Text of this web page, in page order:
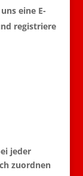
eine E-
registriere
jeder
zuordnen